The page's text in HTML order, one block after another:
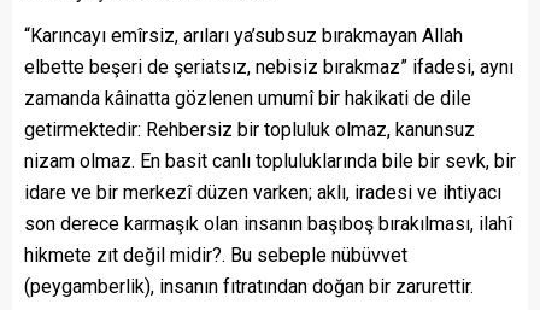
“Karıncayı emîrsiz, arıları ya’subsuz bırakmayan Allah
elbette beşeri de şeriatsız, nebisiz bırakmaz” ifadesi, aynı
zamanda kâinatta gözlenen umumî bir hakikati de dile
getirmektedir: Rehbersiz bir topluluk olmaz, kanunsuz
nizam olmaz. En basit canlı topluluklarında bile bir sevk, bir
idare ve bir merkezî düzen varken; aklı, iradesi ve ihtiyacı
son derece karmaşık olan insanın başıboş bırakılması, ilahî
hikmete zıt değil midir?. Bu sebeple nübüvvet
(peygamberlik), insanın fıtratından doğan bir zarurettir.